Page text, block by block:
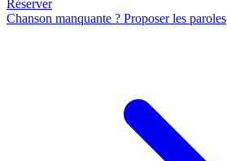
Réserver
Chanson manquante ? Proposer les paroles